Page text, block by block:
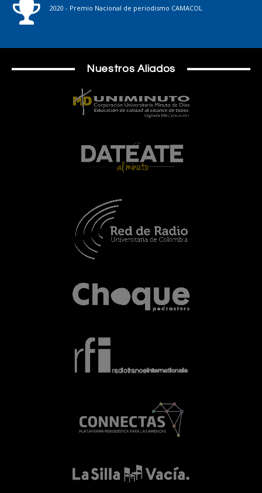
2020 - Premio Nacional de periodismo CAMACOL
Nuestros Aliados